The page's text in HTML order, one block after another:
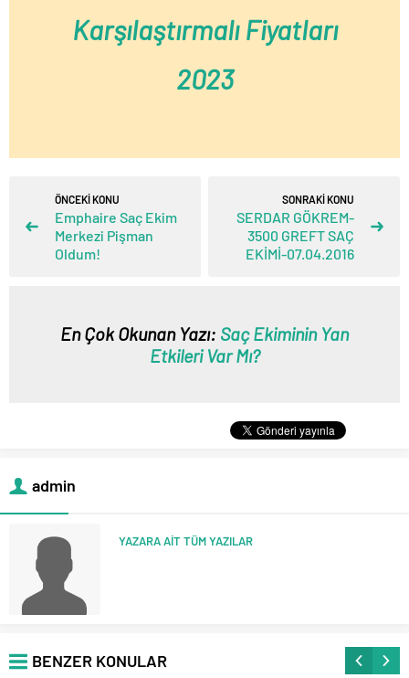
Karşılaştırmalı Fiyatları
2023
ÖNCEKİ KONU
Emphaire Saç Ekim
Merkezi Pişman
Oldum!
SONRAKİ KONU
SERDAR GÖKREM-
3500 GREFT SAÇ
EKİMİ-07.04.2016
En Çok Okunan Yazı: Saç Ekiminin Yan
Etkileri Var Mı?
admin
YAZARA AİT TÜM YAZILAR
BENZER KONULAR